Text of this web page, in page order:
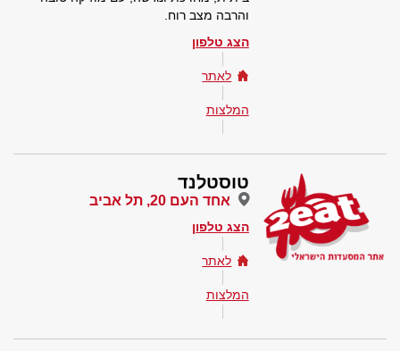
והרבה מצב רוח.
הצג טלפון
לאתר
המלצות
טוסטלנד
אחד העם 20, תל אביב
הצג טלפון
לאתר
המלצות